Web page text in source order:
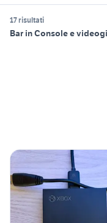
17 risultati
Bar in Console e